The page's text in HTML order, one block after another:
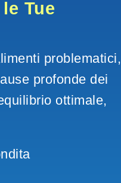
Tue
problematici,
profonde dei
ottimale,